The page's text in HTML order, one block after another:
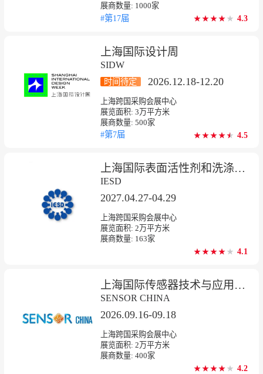
展商数量: 1000家
#第17届 ★
★★
★★
★★
★ ★ 4.3
上海国际设计周
SIDW
时间待定 2026.12.18-12.20
上海跨国采购会展中心
展览面积: 3万平方米
展商数量: 500家
#第7届 ★
★★
★★
★★
★★
★ 4.5
上海国际表面活性剂和洗涤剂展览会
IESD
2027.04.27-04.29
上海跨国采购会展中心
展览面积: 2 万平方米
展商数量: 163家
★
★★
★★
★★
★ ★ 4.1
上海国际传感器技术与应用展览会
SENSOR CHINA
2026.09.16-09.18
上海跨国采购会展中心
展览面积: 2万平方米
展商数量: 400家
★
★★
★★
★★
★ ★ 4.2